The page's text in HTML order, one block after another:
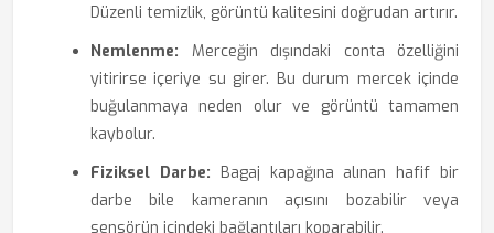
Düzenli temizlik, görüntü kalitesini doğrudan artırır.
Nemlenme: Merceğin dışındaki conta özelliğini
yitirirse içeriye su girer. Bu durum mercek içinde
buğulanmaya neden olur ve görüntü tamamen
kaybolur.
Fiziksel Darbe: Bagaj kapağına alınan hafif bir
darbe bile kameranın açısını bozabilir veya
sensörün içindeki bağlantıları koparabilir.